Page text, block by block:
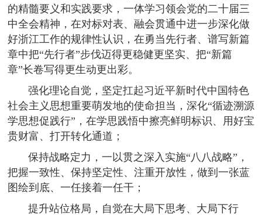
的精髓要义和实践要求，一体学习领会党的二十届三
中全会精神，在对标对表、融会贯通中进一步深化做
好浙江工作的规律性认识，在勇当先行者、谱写新篇
章中把“先行者”步伐迈得更稳健更坚实、把“新篇
章”长卷写得更生动更出彩。
强化理论自觉，坚定扛起习近平新时代中国特色
社会主义思想重要萌发地的使命担当，深化“循迹溯源
学思想促践行”，在学思践悟中擦亮鲜明标识、用好宝
贵财富、打开转化通道；
保持战略定力，一以贯之深入实施“八八战略”，
把握一致性、保持坚定性、注重开放性，做到一张蓝
图绘到底、一任接着一任干；
提升站位格局，自觉在大局下思考、大局下行